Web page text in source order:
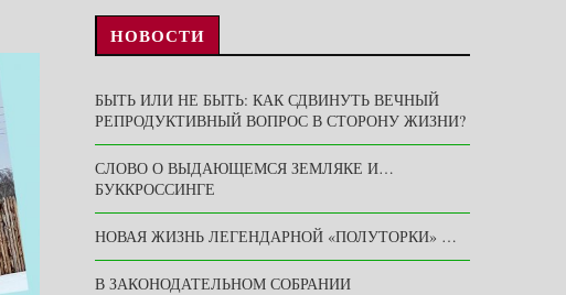
НОВОСТИ
БЫТЬ ИЛИ НЕ БЫТЬ: КАК СДВИНУТЬ ВЕЧНЫЙ
РЕПРОДУКТИВНЫЙ ВОПРОС В СТОРОНУ ЖИЗНИ?
СЛОВО О ВЫДАЮЩЕМСЯ ЗЕМЛЯКЕ И…
БУККРОССИНГЕ
НОВАЯ ЖИЗНЬ ЛЕГЕНДАРНОЙ «ПОЛУТОРКИ» …
В ЗАКОНОДАТЕЛЬНОМ СОБРАНИИ